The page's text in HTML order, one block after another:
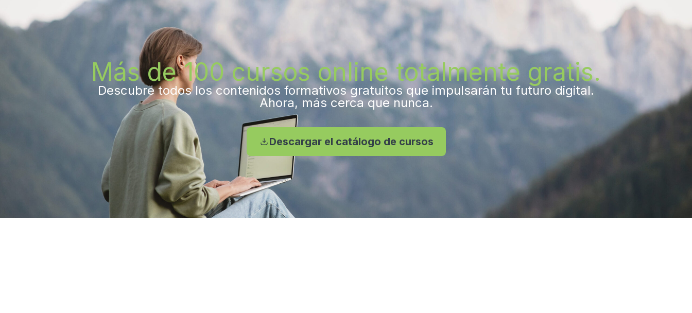
Más de 100 cursos online totalmente gratis.
Descubre todos los contenidos formativos gratuitos que impulsarán tu futuro digital.
Ahora, más cerca que nunca.
Descargar el catálogo de cursos